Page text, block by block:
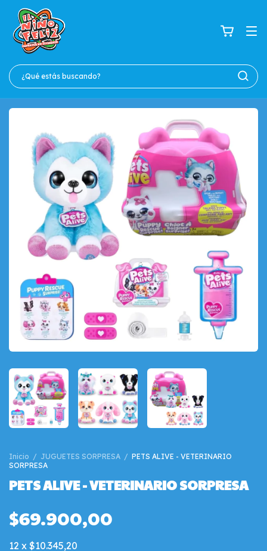
Inicio / JUGUETES SORPRESA / PETS ALIVE - VETERINARIO
SORPRESA
PETS ALIVE - VETERINARIO SORPRESA
$69.900,00
12 x $10.345,20